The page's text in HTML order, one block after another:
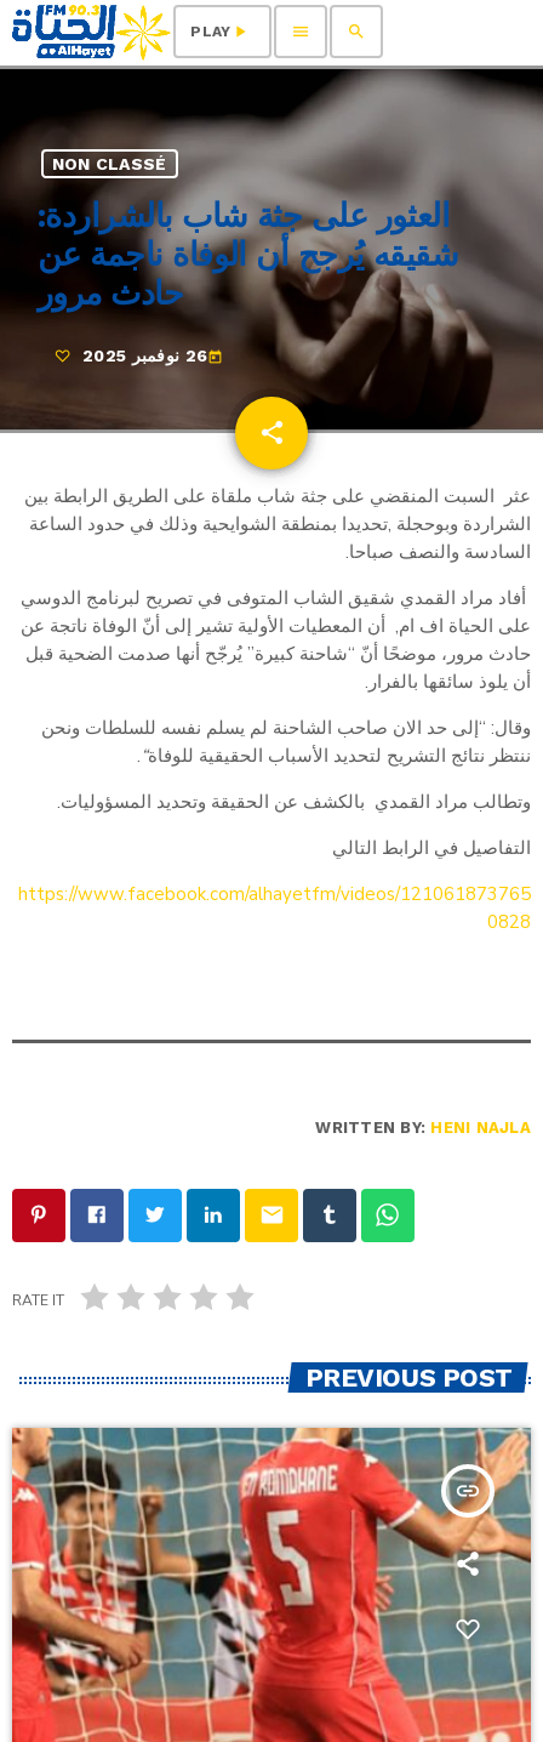
search
menu
play_arrow
PLAY
NON CLASSÉ
العثور على جثة شاب بالشراردة:
شقيقه يُرجح أن الوفاة ناجمة عن
حادث مرور
today26 نوفمبر 2025
share
email
عثر السبت المنقضي على جثة شاب ملقاة على الطريق الرابطة بين
الشراردة وبوحجلة ,تحديدا بمنطقة الشوايحية وذلك في حدود الساعة
السادسة والنصف صباحا.
أفاد مراد القمدي شقيق الشاب المتوفى في تصريح لبرنامج الدوسي
على الحياة اف ام, أن المعطيات الأولية تشير إلى أنّ الوفاة ناتجة عن
حادث مرور، موضحًا أنّ “شاحنة كبيرة” يُرجّح أنها صدمت الضحية قبل
أن يلوذ سائقها بالفرار.
وقال: “إلى حد الان صاحب الشاحنة لم يسلم نفسه للسلطات ونحن
ننتظر نتائج التشريح لتحديد الأسباب الحقيقية للوفاة“
.
وتطالب مراد القمدي بالكشف عن الحقيقة وتحديد المسؤوليات.
التفاصيل في الرابط التالي
https://www.facebook.com/alhayetfm/videos/121061873765
0828
WRITTEN BY: HENI NAJLA
email
RATE IT
PREVIOUS POST
insert_link